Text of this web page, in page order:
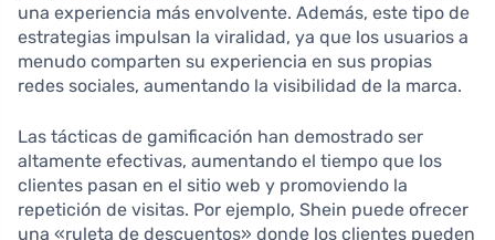
una experiencia más envolvente. Además, este tipo de
estrategias impulsan la viralidad, ya que los usuarios a
menudo comparten su experiencia en sus propias
redes sociales, aumentando la visibilidad de la marca.
Las tácticas de gamificación han demostrado ser
altamente efectivas, aumentando el tiempo que los
clientes pasan en el sitio web y promoviendo la
repetición de visitas. Por ejemplo, Shein puede ofrecer
una «ruleta de descuentos» donde los clientes pueden